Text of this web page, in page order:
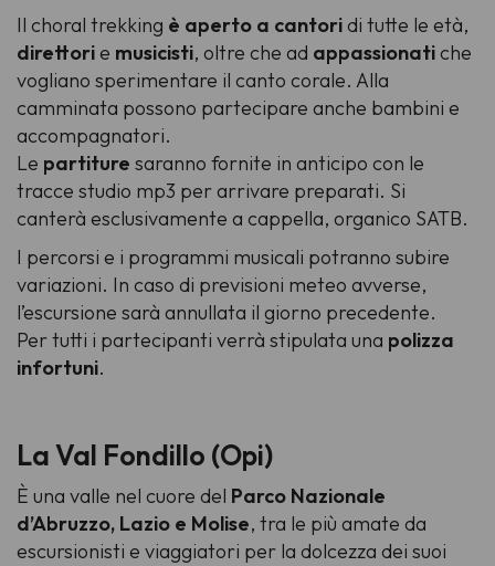
Il choral trekking è aperto a cantoridi tutte le età,
direttorie musicisti, oltre che ad appassionatiche
vogliano sperimentare il canto corale. Alla
camminata possono partecipare anche bambini e
accompagnatori.
Le partiture saranno fornite in anticipo con le
tracce studio mp3 per arrivare preparati. Si
canterà esclusivamente a cappella, organico SATB.
I percorsi e i programmi musicali potranno subire
variazioni. In caso di previsioni meteo avverse,
l’escursione sarà annullata il giorno precedente.
Per tutti i partecipanti verrà stipulata una polizza
infortuni.
La Val Fondillo (Opi)
È una valle nel cuore del Parco Nazionale
d’Abruzzo, Lazio e Molise, tra le più amate da
escursionisti e viaggiatori per la dolcezza dei suoi